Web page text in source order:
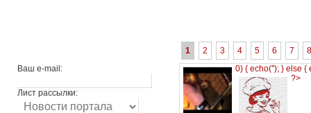
Ваш e-mail:
Лист рассылки:
1 2 3 4 5 6 7
8
0) { echo(''); } else {
?>